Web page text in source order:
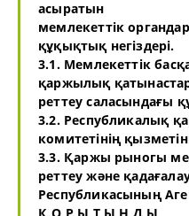
асыратын
мемлекеттік
құқықтық негіздері.
3.1. Мемлекеттік
қаржылық
реттеу саласындағы
3.2. Республикалық
комитетінің
3.3. Қаржы рыногы
реттеу және
Республикасының
Қ О Р Ы Т Ы Н Д Ы